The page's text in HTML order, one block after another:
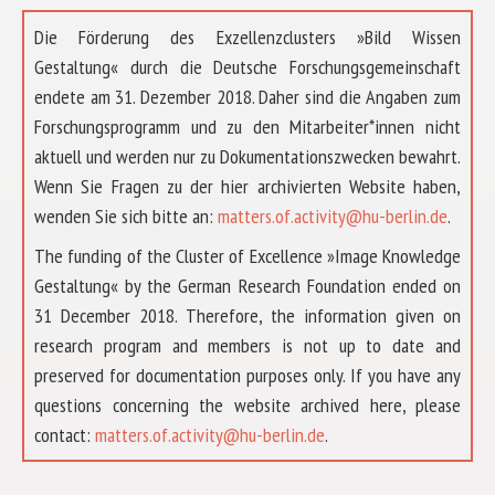
Die Förderung des Exzellenzclusters »Bild Wissen
Gestaltung« durch die Deutsche Forschungsgemeinschaft
endete am 31. Dezember 2018. Daher sind die Angaben zum
Forschungsprogramm und zu den Mitarbeiter*innen nicht
aktuell und werden nur zu Dokumentationszwecken bewahrt.
Wenn Sie Fragen zu der hier archivierten Website haben,
wenden Sie sich bitte an: matters.of.activity@hu-berlin.de.
The funding of the Cluster of Excellence »Image Knowledge
Gestaltung« by the German Research Foundation ended on
31 December 2018. Therefore, the information given on
research program and members is not up to date and
preserved for documentation purposes only. If you have any
questions concerning the website archived here, please
contact: matters.of.activity@hu-berlin.de.
ÜBER UNS